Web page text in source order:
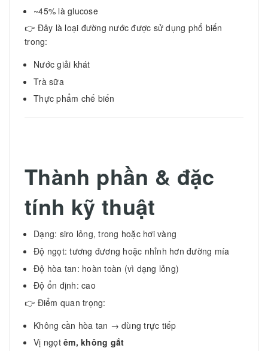
~45% là glucose
👉 Đây là loại đường nước được sử dụng phổ biến
trong:
Nước giải khát
Trà sữa
Thực phẩm chế biến
Thành phần & đặc
tính kỹ thuật
Dạng: siro lỏng, trong hoặc hơi vàng
Độ ngọt: tương đương hoặc nhỉnh hơn đường mía
Độ hòa tan: hoàn toàn (vì dạng lỏng)
Độ ổn định: cao
👉 Điểm quan trọng:
Không cần hòa tan → dùng trực tiếp
Vị ngọt êm, không gắt